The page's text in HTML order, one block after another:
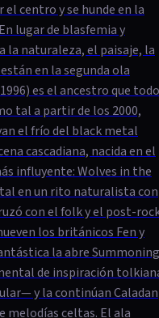
el centro y se hunde en la
lugar de blasfemia y
la naturaleza, el paisaje, la
en la segunda ola
es el ancestro que
tal a partir de los 2000,
el frío del black metal
cascadiana, nacida en el
influyente: Wolves in the
en un rito naturalista con
con el folk y el post-
los británicos Fen y
la abre Summoning
de inspiración
y la continúan Caladan
melodías celtas. El ala